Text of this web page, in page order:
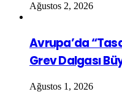
Ağustos 2, 2026
Avrupa’da
Grev Dalgası
Ağustos 1, 2026